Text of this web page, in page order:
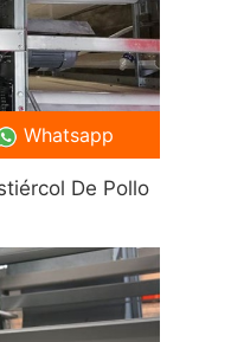
De Pollo
Whatsapp